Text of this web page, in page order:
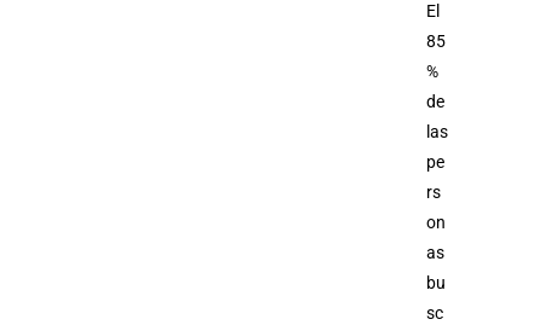
El
85
%
de
las
pe
rs
on
as
bu
sc